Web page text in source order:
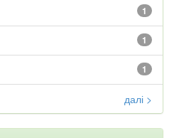
1
1
1
далі >